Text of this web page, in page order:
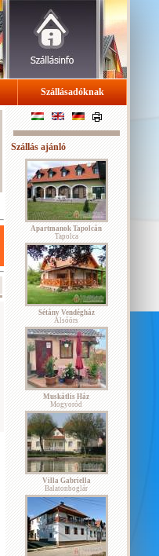
Szállásadóknak
Szállás ajánló
Apartmanok Tapolcán
Tapolca
Sétány Vendégház
Alsóörs
Muskátlis Ház
Mogyoród
Villa Gabriella
Balatonboglár